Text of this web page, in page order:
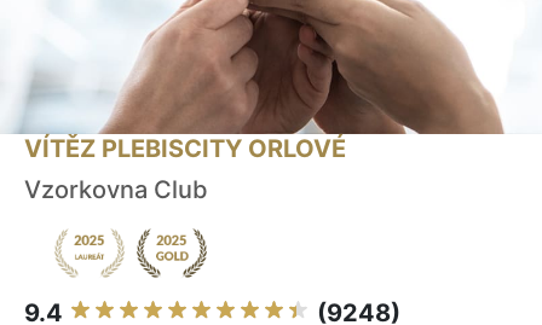
VÍTĚZ PLEBISCITY ORLOVÉ
Vzorkovna Club
9.4 (9248)